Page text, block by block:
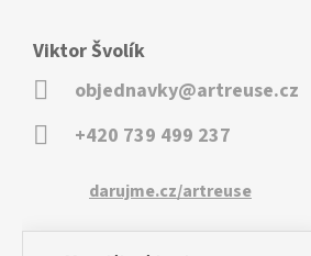
Viktor Švolík
objednavky@artreuse.cz
+420 739 499 237
darujme.cz/artreuse